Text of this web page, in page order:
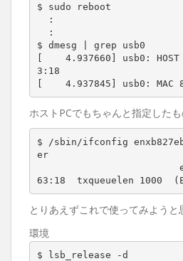
$ sudo reboot
$ dmesg | grep usb0
[    4.937660] usb0: HOST
3:18
[    4.937845] usb0: MAC
ホストPCでもちゃんと指定した
$ /sbin/ifconfig
er
63:18  txqueuelen 1000
とりあえずこれで使ってみようと
環境
$ lsb_release -d